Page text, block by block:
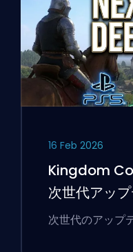
16 Feb 2026
Kingdom
次世代アッ
次世代のアップ